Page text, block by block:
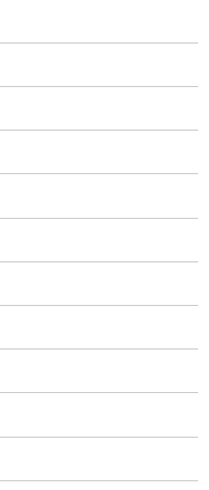
ネコルーザやド
ノーアイテム、にゃんコ
す。残り枠の編成はネコ
、ナーラ、ドロン。序盤
じっくり戦う正攻法。ナ
マスターを処理し、収支